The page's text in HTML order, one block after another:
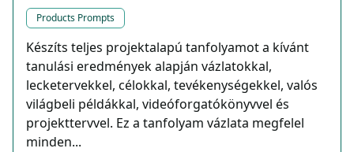
Products Prompts
Készíts teljes projektalapú tanfolyamot a kívánt
tanulási eredmények alapján vázlatokkal,
lecketervekkel, célokkal, tevékenységekkel, valós
világbeli példákkal, videóforgatókönyvvel és
projekttervvel. Ez a tanfolyam vázlata megfelel
minden...